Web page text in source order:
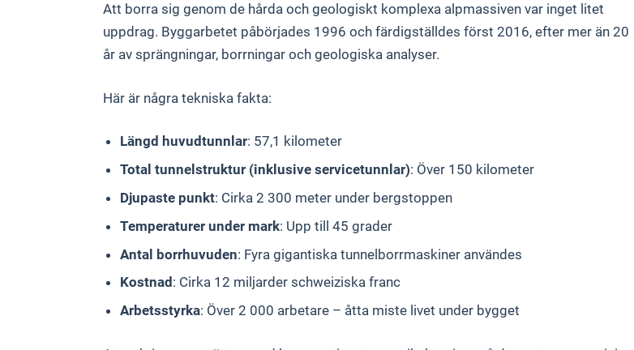
Att borra sig genom de hårda och geologiskt komplexa alpmassiven var inget litet
uppdrag. Byggarbetet påbörjades 1996 och färdigställdes först 2016, efter mer än 20
år av sprängningar, borrningar och geologiska analyser.
Här är några tekniska fakta:
Längd huvudtunnlar: 57,1 kilometer
Total tunnelstruktur (inklusive servicetunnlar): Över 150 kilometer
Djupaste punkt: Cirka 2 300 meter under bergstoppen
Temperaturer under mark: Upp till 45 grader
Antal borrhuvuden: Fyra gigantiska tunnelborrmaskiner användes
Kostnad : Cirka 12 miljarder schweiziska franc
Arbetsstyrka: Över 2 000 arbetare – åtta miste livet under bygget